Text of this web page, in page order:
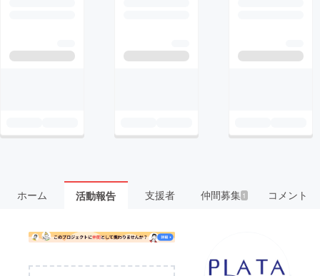
ホーム 活動報告 支援者 仲間募集 1 コメント